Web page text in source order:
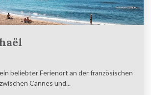
beliebter Ferienort an der französischen
Cannes und...